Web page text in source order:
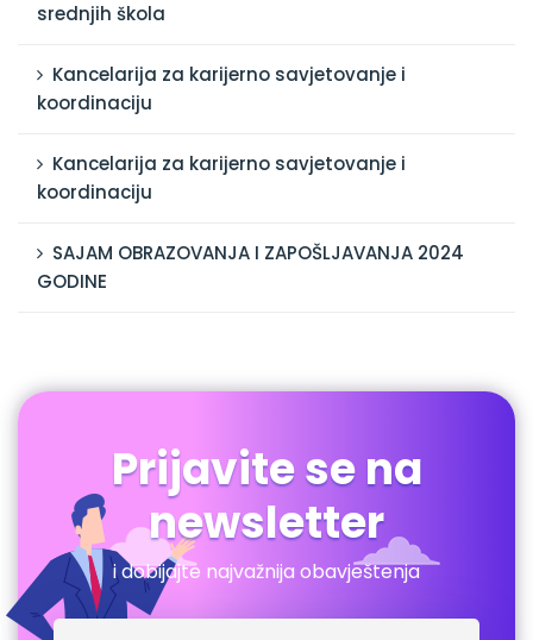
srednjih škola
Kancelarija za karijerno savjetovanje i
koordinaciju
Kancelarija za karijerno savjetovanje i
koordinaciju
SAJAM OBRAZOVANJA I ZAPOŠLJAVANJA 2024
GODINE
Prijavite se na
newsletter
i dobijajte najvažnija obavještenja